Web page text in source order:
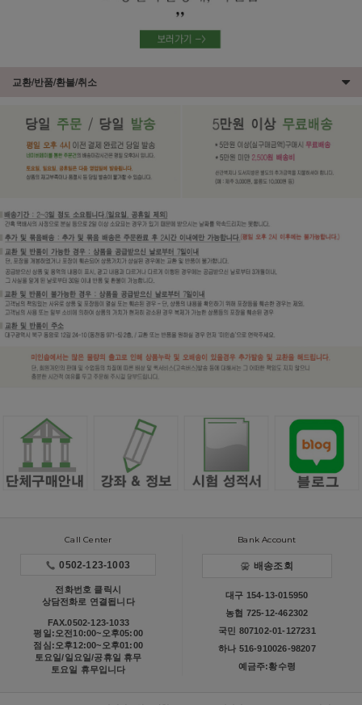
교환/반품/환불/취소
Call Center
0502-123-1003
전화번호 클릭시
상담전화로 연결됩니다
FAX.0502-123-1033
평일:오전10:00~오후05:00
점심:오후12:00~오후01:00
토요일/일요일/공휴일 휴무
토요일 휴무입니다
Bank Account
배송조회
대구 154-13-015950
농협 725-12-462302
국민 807102-01-127231
하나 516-910026-98207
예금주:황수령